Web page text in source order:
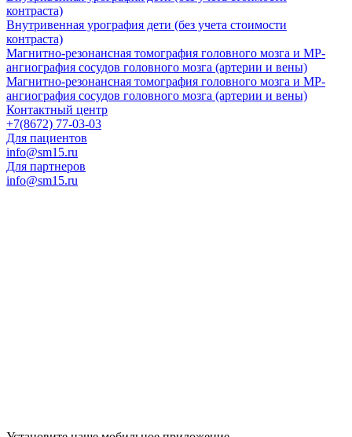
контраста)
Внутривенная урография дети (без учета стоимости
контраста)
Магнитно-резонансная томография головного мозга и МР-
ангиография сосудов головного мозга (артерии и вены)
Магнитно-резонансная томография головного мозга и МР-
ангиография сосудов головного мозга (артерии и вены)
Контактный центр
+7(8672) 77-03-03
Для пациентов
info@sm15.ru
Для партнеров
info@sm15.ru